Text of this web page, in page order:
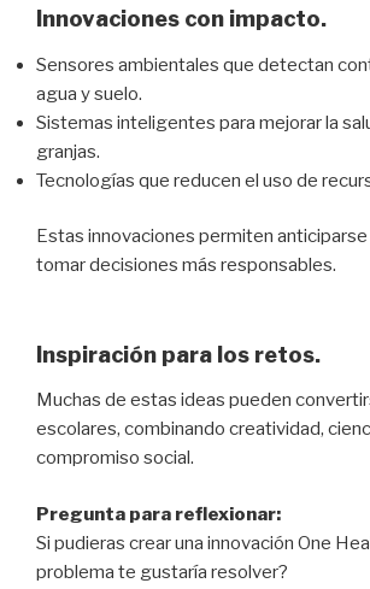
Innovaciones con impacto.
Sensores ambientales que detectan
agua y suelo.
Sistemas inteligentes para mejorar la
granjas.
Tecnologías que reducen el uso de
Estas innovaciones permiten
tomar decisiones más responsables.
Inspiración para los retos.
Muchas de estas ideas pueden
escolares, combinando creatividad,
compromiso social.
Pregunta para reflexionar:
Si pudieras crear una innovación One
problema te gustaría resolver?